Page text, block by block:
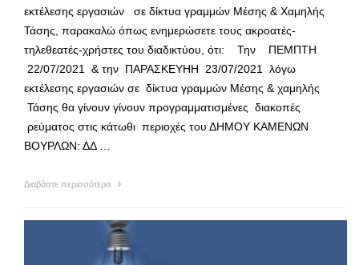
εκτέλεσης εργασιών σε δίκτυα γραμμών Μέσης & Χαμηλής
Τάσης, παρακαλώ όπως ενημερώσετε τους ακροατές-
τηλεθεατές-χρήστες του διαδικτύου, ότι: Την ΠΕΜΠΤΗ
22/07/2021 & την ΠΑΡΑΣΚΕΥΗΗ 23/07/2021 λόγω
εκτέλεσης εργασιών σε δίκτυα γραμμών Μέσης & χαμηλής
Τάσης θα γίνουν γίνουν προγραμματισμένες διακοπές
ρεύματος στις κάτωθι περιοχές του ΔΗΜΟΥ ΚΑΜΕΝΩΝ
ΒΟΥΡΛΩΝ: ΔΔ …
Διαβάστε περισσότερα